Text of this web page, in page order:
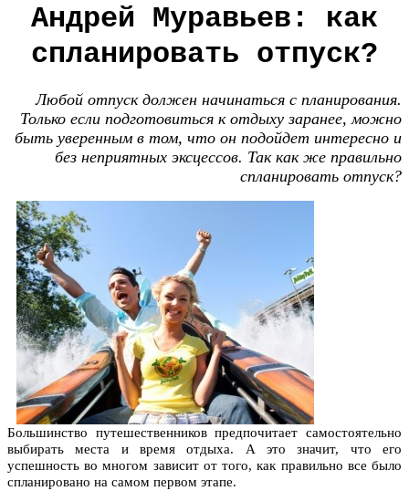
Андрей Муравьев: как
спланировать отпуск?
Любой отпуск должен начинаться с планирования.
Только если подготовиться к отдыху заранее, можно
быть уверенным в том, что он подойдет интересно и
без неприятных эксцессов. Так как же правильно
спланировать отпуск?
Большинство путешественников предпочитает самостоятельно
выбирать места и время отдыха. А это значит, что его
успешность во многом зависит от того, как правильно все было
спланировано на самом первом этапе.